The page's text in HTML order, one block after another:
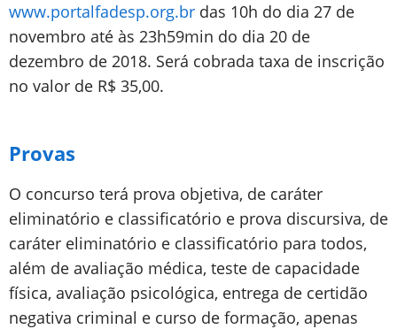
www.portalfadesp.org.br das 10h do dia 27 de
novembro até às 23h59min do dia 20 de
dezembro de 2018. Será cobrada taxa de inscrição
no valor de R$ 35,00.
Provas
O concurso terá prova objetiva, de caráter
eliminatório e classificatório e prova discursiva, de
caráter eliminatório e classificatório para todos,
além de avaliação médica, teste de capacidade
física, avaliação psicológica, entrega de certidão
negativa criminal e curso de formação, apenas